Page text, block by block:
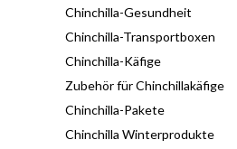
Chinchilla-Gesundheit
Chinchilla-Transportboxen
Chinchilla-Käfige
Zubehör für Chinchillakäfige
Chinchilla-Pakete
Chinchilla Winterprodukte